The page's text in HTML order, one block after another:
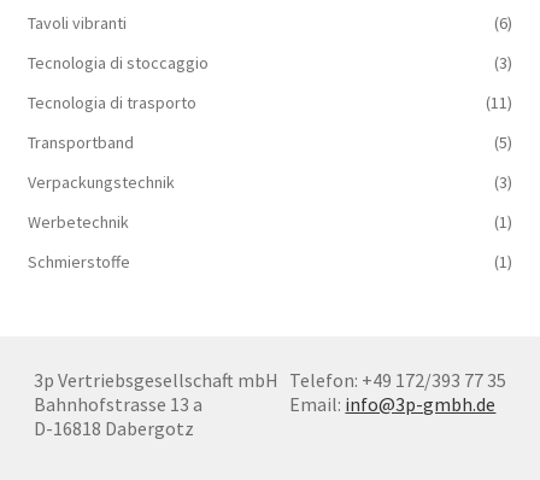
Tavoli vibranti
(6)
Tecnologia di stoccaggio
(3)
Tecnologia di trasporto
(11)
Transportband
(5)
Verpackungstechnik
(3)
Werbetechnik
(1)
Schmierstoffe
(1)
3p Vertriebsgesellschaft mbH
Bahnhofstrasse 13 a
D-16818 Dabergotz
Telefon: +49 172/393 77 35
Email: info@3p-gmbh.de